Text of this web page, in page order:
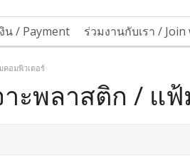
น / Payment ร่วมงานกับเรา /
คอมพิวเตอร์
าะพลาสติก / แ